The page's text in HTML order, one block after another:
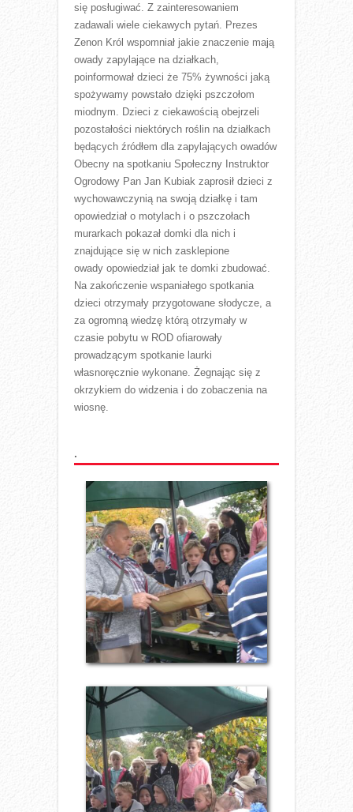
się posługiwać. Z zainteresowaniem
zadawali wiele ciekawych pytań. Prezes
Zenon Król wspomniał jakie znaczenie mają
owady zapylające na działkach,
poinformował dzieci że 75% żywności jaką
spożywamy powstało dzięki pszczołom
miodnym. Dzieci z ciekawością obejrzeli
pozostałości niektórych roślin na działkach
będących źródłem dla zapylających owadów
Obecny na spotkaniu Społeczny Instruktor
Ogrodowy Pan Jan Kubiak zaprosił dzieci z
wychowawczynią na swoją działkę i tam
opowiedział o motylach i o pszczołach
murarkach pokazał domki dla nich i
znajdujące się w nich zasklepione
owady opowiedział jak te domki zbudować.
Na zakończenie wspaniałego spotkania
dzieci otrzymały przygotowane słodycze, a
za ogromną wiedzę którą otrzymały w
czasie pobytu w ROD ofiarowały
prowadzącym spotkanie laurki
własnoręcznie wykonane. Żegnając się z
okrzykiem do widzenia i do zobaczenia na
wiosnę.
.